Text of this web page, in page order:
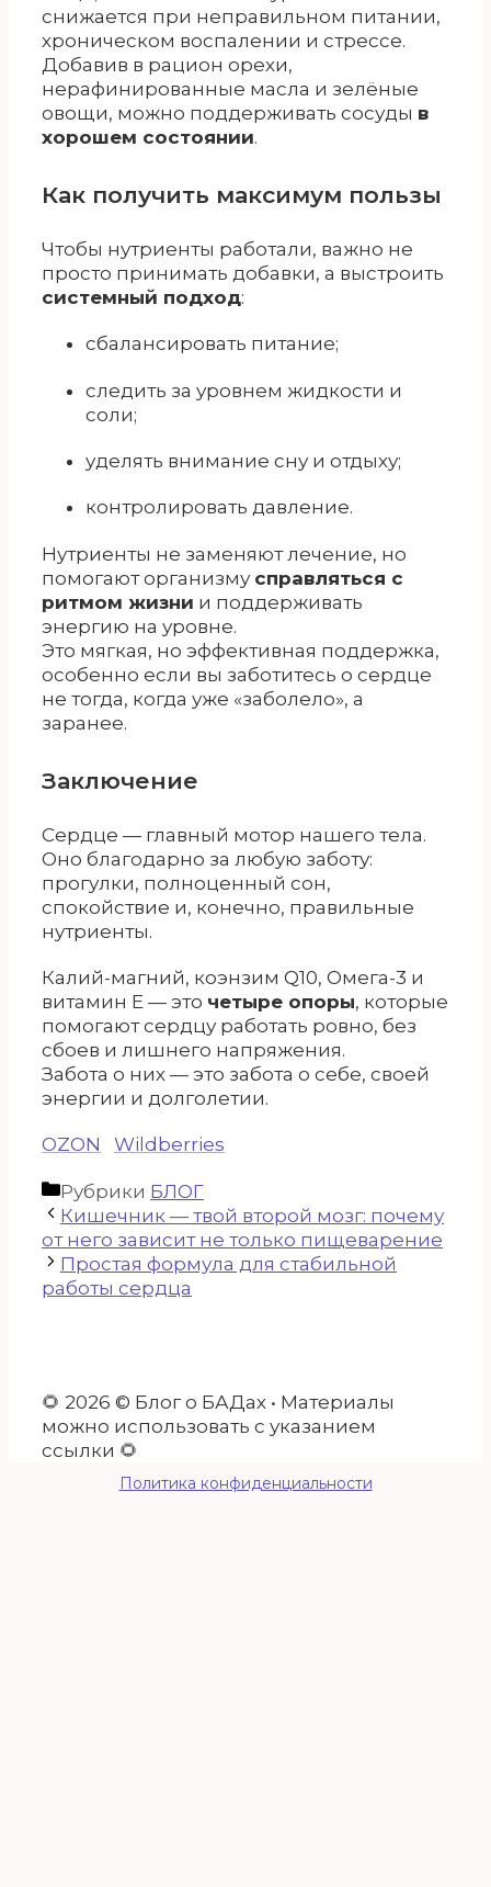
снижается при неправильном питании,
хроническом воспалении и стрессе.
Добавив в рацион орехи,
нерафинированные масла и зелёные
овощи, можно поддерживать сосуды в
хорошем состоянии.
Как получить максимум пользы
Чтобы нутриенты работали, важно не
просто принимать добавки, а выстроить
системный подход:
сбалансировать питание;
следить за уровнем жидкости и
соли;
уделять внимание сну и отдыху;
контролировать давление.
Нутриенты не заменяют лечение, но
помогают организму справляться с
ритмом жизни и поддерживать
энергию на уровне.
Это мягкая, но эффективная поддержка,
особенно если вы заботитесь о сердце
не тогда, когда уже «заболело», а
заранее.
Заключение
Сердце — главный мотор нашего тела.
Оно благодарно за любую заботу:
прогулки, полноценный сон,
спокойствие и, конечно, правильные
нутриенты.
Калий-магний, коэнзим Q10, Омега-3 и
витамин Е — это четыре опоры, которые
помогают сердцу работать ровно, без
сбоев и лишнего напряжения.
Забота о них — это забота о себе, своей
энергии и долголетии.
OZON Wildberries
Рубрики БЛОГ
Кишечник — твой второй мозг: почему
от него зависит не только пищеварение
Простая формула для стабильной
работы сердца
🌻 2026 © Блог о БАДах • Материалы
можно использовать с указанием
ссылки 🌻
Политика конфиденциальности